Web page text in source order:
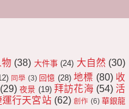
物 (38) 大件事 (24) 大自然 (30)
同學 (3) 回憶 (28) 地標 (80) 收
(29) 夜景 (19) 拜訪花海 (54) 活
運行天宮站 (62) 創作 (6) 華銀龍